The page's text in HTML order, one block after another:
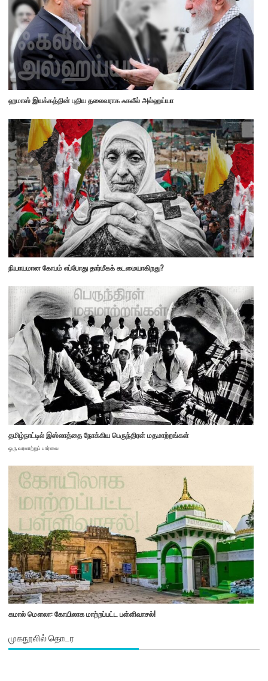
ஹமாஸ் இயக்கத்தின் புதிய தலைவராக ஃகலீல் அல்ஹய்யா
நியாயமான கோபம் எப்போது தார்மீகக் கடமையாகிறது?
தமிழ்நாட்டில் இஸ்லாத்தை நோக்கிய பெருந்திரள் மதமாற்றங்கள்
ஒரு வரலாற்றுப் பார்வை
கமால் மௌலா: கோயிலாக மாற்றப்பட்ட பள்ளிவாசல்!
முகநூலில் தொடர